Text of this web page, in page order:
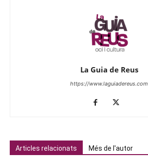
La Guia de Reus
https://www.laguiadereus.com
Articles relacionats Més de l'autor